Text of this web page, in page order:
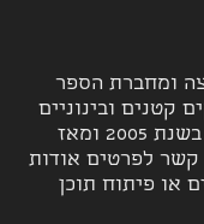
ומחברת הספר
קטנים ובינוניים
בישראל. חוה הקימה את החברה בשנת 2005 ומאז
לפרטים אודות
או פיתוח תוכן